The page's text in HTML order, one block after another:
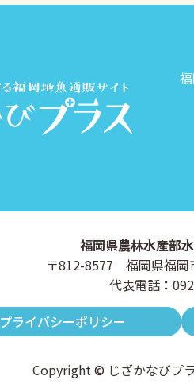
福岡県農林水産部
〒812-8577 福岡県福岡
代表電話：
プライバシーポリシー
Copyright © じざかなびプ